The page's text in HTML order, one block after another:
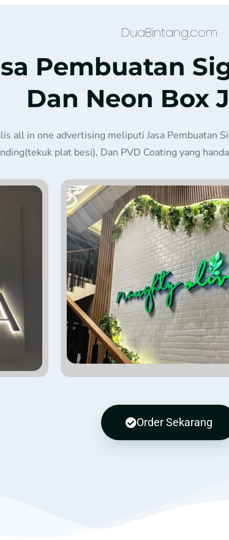
DuaBintang.com
Pembuatan
Dan Neon Box
all in one advertising meliputi Jasa Pembuatan
plat besi), Dan PVD Coating yang
Order Sekarang